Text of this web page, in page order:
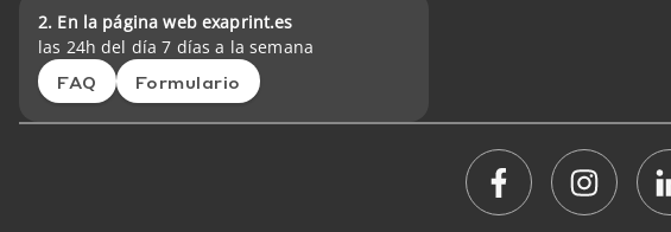
2. En la página web exaprint.es
las 24h del día 7 días a la semana
FAQ Formulario